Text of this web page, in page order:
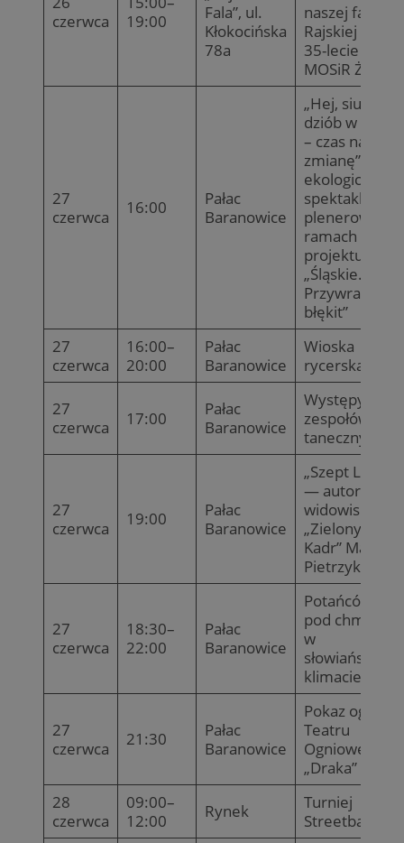
czerwca
19:00
Fala”, ul.
Kłokocińska
78a
naszej fali,
Rajskiej Fali” i
35-lecie
MOSiR Żory
27
czerwca
16:00
Pałac
Baranowice
„Hej, siup,
dziób w dziób
– czas na
zmianę” —
ekologiczny
spektakl
plenerowy w
ramach
projektu LIFE
„Śląskie.
Przywracamy
błękit”
27
czerwca
16:00–
20:00
Pałac
Baranowice
Wioska
rycerska
27
czerwca
17:00
Pałac
Baranowice
Występy
zespołów
tanecznych
27
czerwca
19:00
Pałac
Baranowice
„Szept Lasu”
— autorskie
widowisko
„Zielony
Kadr” Marty
Pietrzyk
27
czerwca
18:30–
22:00
Pałac
Baranowice
Potańcówka
pod chmurką
w
słowiańskim
klimacie
27
czerwca
21:30
Pałac
Baranowice
Pokaz ognia
Teatru
Ogniowego
„Draka”
28
czerwca
09:00–
12:00
Rynek
Turniej
Streetball